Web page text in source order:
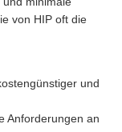
von HIP oft die
und
Anforderungen an